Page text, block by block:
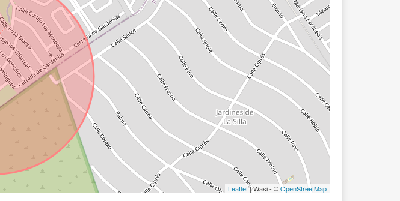
Leaflet| Wasi - ©OpenStreetMap